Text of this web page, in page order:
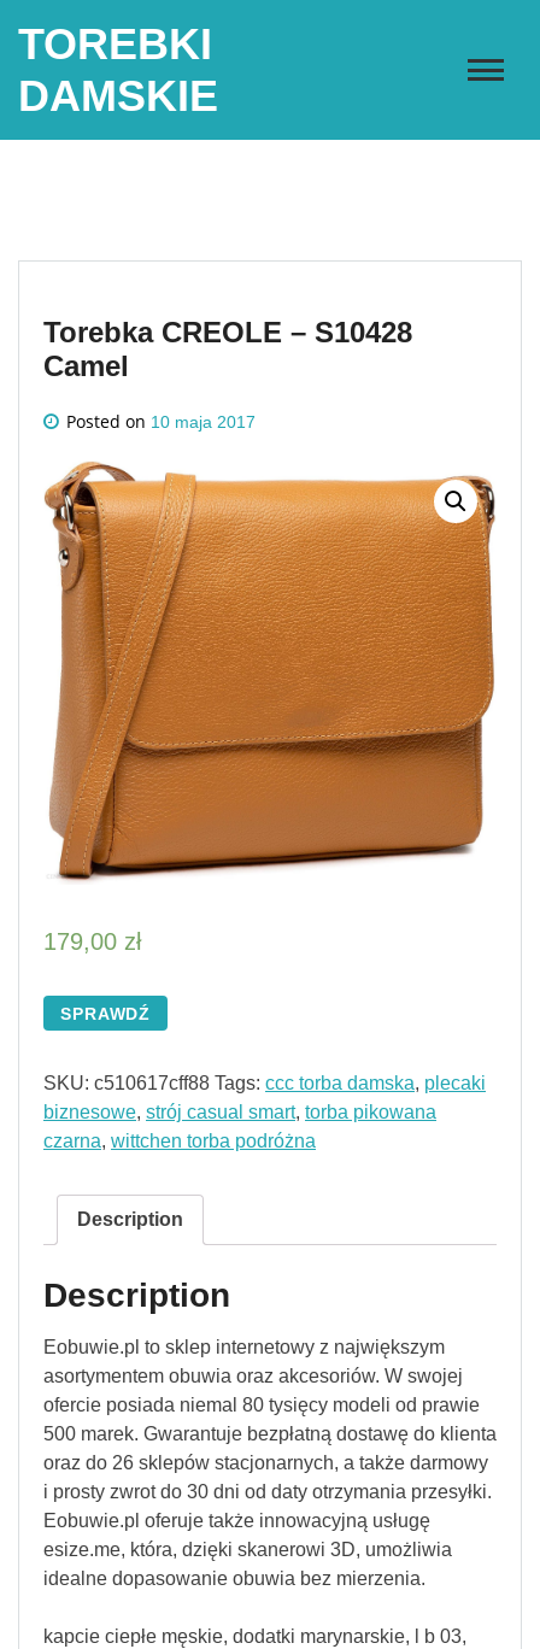
TOREBKI
DAMSKIE
Torebka CREOLE – S10428
Camel
Posted on 10 maja 2017
179,00 zł
SPRAWDŹ
SKU: c510617cff88 Tags: ccc torba damska, plecaki
biznesowe, strój casual smart, torba pikowana
czarna, wittchen torba podróżna
Description
Description
Eobuwie.pl to sklep internetowy z największym
asortymentem obuwia oraz akcesoriów. W swojej
ofercie posiada niemal 80 tysięcy modeli od prawie
500 marek. Gwarantuje bezpłatną dostawę do klienta
oraz do 26 sklepów stacjonarnych, a także darmowy
i prosty zwrot do 30 dni od daty otrzymania przesyłki.
Eobuwie.pl oferuje także innowacyjną usługę
esize.me, która, dzięki skanerowi 3D, umożliwia
idealne dopasowanie obuwia bez mierzenia.
kapcie ciepłe męskie, dodatki marynarskie, l b 03,